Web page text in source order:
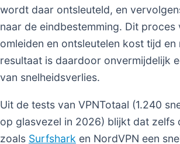
wordt daar ontsleuteld, en
naar de eindbestemming. Dit proces
omleiden en ontsleutelen kost tijd
resultaat is daardoor onvermijdelijk
van snelheidsverlies.
Uit de tests van VPNTotaal (1.240
op glasvezel in 2026) blijkt dat zelfs
zoals Surfshark en NordVPN een